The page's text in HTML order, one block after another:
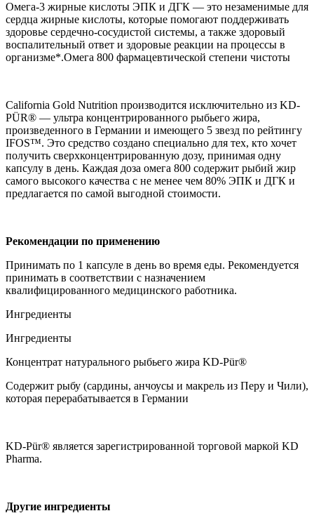
Омега-3 жирные кислоты ЭПК и ДГК — это незаменимые для
сердца жирные кислоты, которые помогают поддерживать
здоровье сердечно-сосудистой системы, а также здоровый
воспалительный ответ и здоровые реакции на процессы в
организме*.Омега 800 фармацевтической степени чистоты
California Gold Nutrition производится исключительно из KD-
PÜR® — ультра концентрированного рыбьего жира,
произведенного в Германии и имеющего 5 звезд по рейтингу
IFOS™. Это средство создано специально для тех, кто хочет
получить сверхконцентрированную дозу, принимая одну
капсулу в день. Каждая доза омега 800 содержит рыбий жир
самого высокого качества с не менее чем 80% ЭПК и ДГК и
предлагается по самой выгодной стоимости.
Рекомендации по применению
Принимать по 1 капсуле в день во время еды. Рекомендуется
принимать в соответствии с назначением
квалифицированного медицинского работника.
Ингредиенты
Ингредиенты
Концентрат натурального рыбьего жира KD-Pür®
Содержит рыбу (сардины, анчоусы и макрель из Перу и Чили),
которая перерабатывается в Германии
KD-Pür® является зарегистрированной торговой маркой KD
Pharma.
Другие ингредиенты